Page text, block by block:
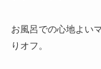
お風呂での心地よい
りオフ。